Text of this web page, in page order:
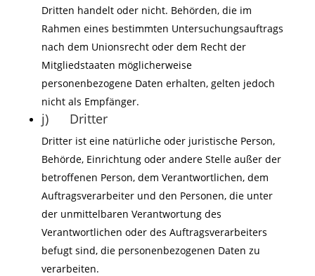
Dritten handelt oder nicht. Behörden, die im
Rahmen eines bestimmten Untersuchungsauftrags
nach dem Unionsrecht oder dem Recht der
Mitgliedstaaten möglicherweise
personenbezogene Daten erhalten, gelten jedoch
nicht als Empfänger.
j) Dritter
Dritter ist eine natürliche oder juristische Person,
Behörde, Einrichtung oder andere Stelle außer der
betroffenen Person, dem Verantwortlichen, dem
Auftragsverarbeiter und den Personen, die unter
der unmittelbaren Verantwortung des
Verantwortlichen oder des Auftragsverarbeiters
befugt sind, die personenbezogenen Daten zu
verarbeiten.